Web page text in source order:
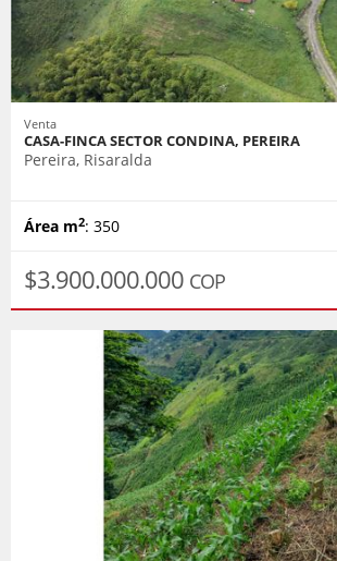
Venta
CASA-FINCA SECTOR CONDINA, PEREIRA
Pereira, Risaralda
Área m2: 350
$3.900.000.000 COP